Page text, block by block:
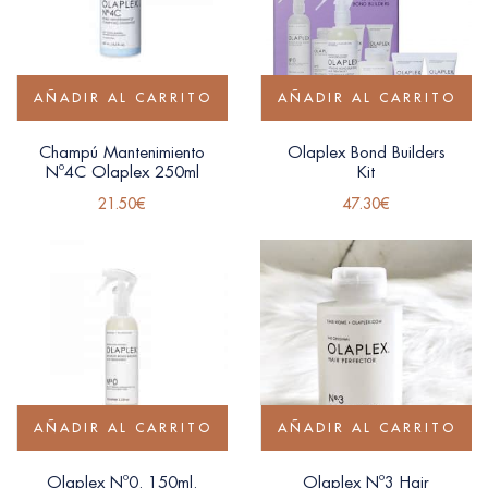
AÑADIR AL CARRITO
Champú Mantenimiento
Nº4C Olaplex 250ml
21.50€
AÑADIR AL CARRITO
Olaplex Bond Builders
Kit
47.30€
AÑADIR AL CARRITO
Olaplex Nº0. 150ml.
AÑADIR AL CARRITO
Olaplex Nº3 Hair